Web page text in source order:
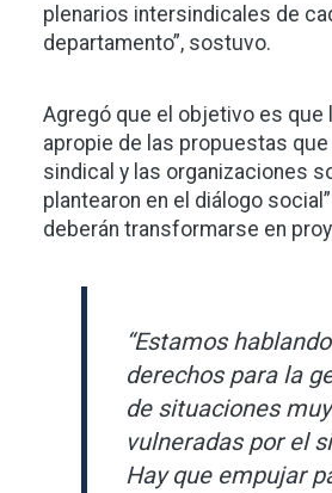
plenarios intersindicales de
departamento”, sostuvo.
Agregó que el objetivo es que
apropie de las propuestas
sindical y las organizaciones
plantearon en el diálogo
deberán transformarse en
“Estamos
derechos para la
de situaciones muy
vulneradas por el
Hay que empujar